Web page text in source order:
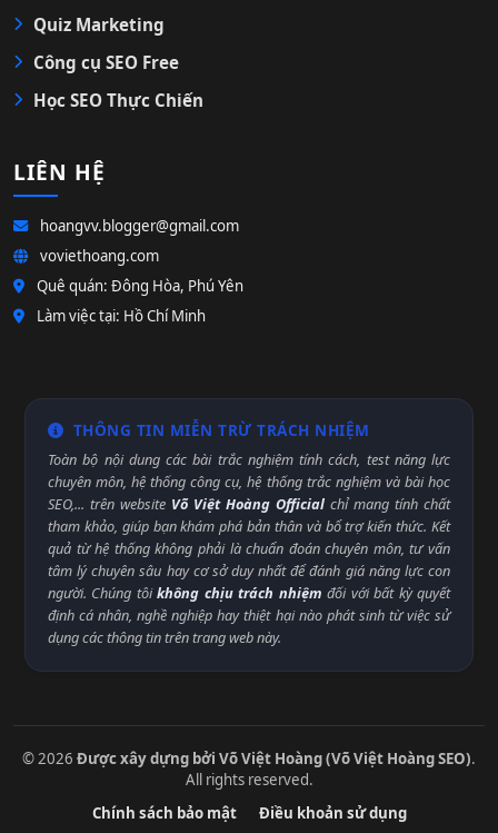
Quiz Marketing
Công cụ SEO Free
Học SEO Thực Chiến
LIÊN HỆ
hoangvv.blogger@gmail.com
voviethoang.com
Quê quán: Đông Hòa, Phú Yên
Làm việc tại: Hồ Chí Minh
THÔNG TIN MIỄN TRỪ TRÁCH NHIỆM
Toàn bộ nội dung các bài trắc nghiệm tính cách, test năng lực
chuyên môn, hệ thống công cụ, hệ thống trắc nghiệm và bài học
SEO,... trên website Võ Việt Hoàng Official chỉ mang tính chất
tham khảo, giúp bạn khám phá bản thân và bổ trợ kiến thức. Kết
quả từ hệ thống không phải là chuẩn đoán chuyên môn, tư vấn
tâm lý chuyên sâu hay cơ sở duy nhất để đánh giá năng lực con
người. Chúng tôikhông chịu trách nhiệm đối với bất kỳ quyết
định cá nhân, nghề nghiệp hay thiệt hại nào phát sinh từ việc sử
dụng các thông tin trên trang web này.
© 2026 Được xây dựng bởi Võ Việt Hoàng (Võ Việt Hoàng SEO).
All rights reserved.
Chính sách bảo mật
Điều khoản sử dụng